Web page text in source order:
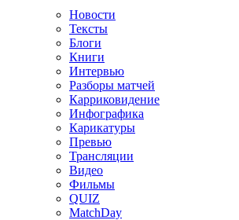
Новости
Тексты
Блоги
Книги
Интервью
Разборы матчей
Карриковидение
Инфографика
Карикатуры
Превью
Трансляции
Видео
Фильмы
QUIZ
MatchDay